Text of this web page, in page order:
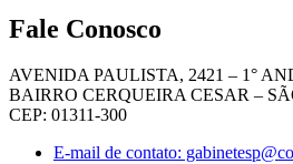
Fale Conosco
AVENIDA PAULISTA, 2421 – 1°
BAIRRO CERQUEIRA CESAR –
CEP: 01311-300
E-mail de contato: